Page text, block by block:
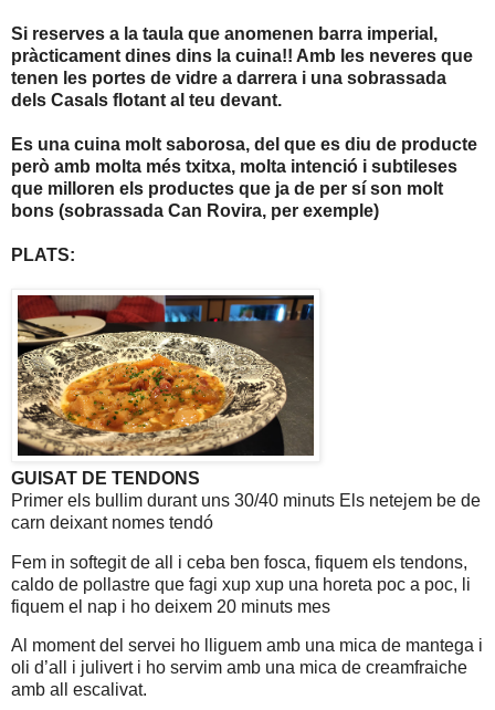
Si reserves a la taula que anomenen barra imperial,
pràcticament dines dins la cuina!! Amb les neveres que
tenen les portes de vidre a darrera i una sobrassada
dels Casals flotant al teu devant.
Es una cuina molt saborosa, del que es diu de producte
però amb molta més txitxa, molta intenció i subtileses
que milloren els productes que ja de per sí son molt
bons (sobrassada Can Rovira, per exemple)
PLATS:
GUISAT DE TENDONS
Primer els bullim durant uns 30/40 minuts Els netejem be de
carn deixant nomes tendó
Fem in softegit de all i ceba ben fosca, fiquem els tendons,
caldo de pollastre que fagi xup xup una horeta poc a poc, li
fiquem el nap i ho deixem 20 minuts mes
Al moment del servei ho lliguem amb una mica de mantega i
oli d’all i julivert i ho servim amb una mica de creamfraiche
amb all escalivat.